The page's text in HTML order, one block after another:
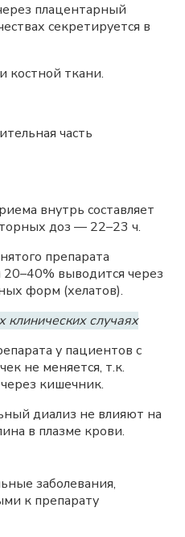
плацентарный
секретируется в
костной ткани.
часть
внутрь составляет
доз — 22–23 ч.
препарата
выводится через
форм (хелатов).
клинических случаях
у пациентов с
не меняется, т.к.
кишечник.
диализ не влияют на
в плазме крови.
заболевания,
к препарату